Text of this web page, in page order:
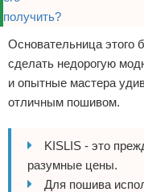
Пляжный отдых
Турагенства
Экстримальный
Разное про отдых
Основательница этого
сделать недорогую
и опытные мастера
отличным пошивом.
KISLIS - это
разумные цены.
Для пошива